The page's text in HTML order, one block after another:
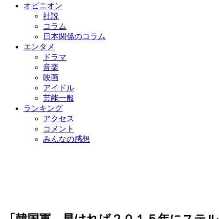
オピニオン
社説
コラム
日本関係のコラム
エンタメ
ドラマ
音楽
映画
アイドル
芸能一般
ランキング
アクセス
コメント
みんなの感想